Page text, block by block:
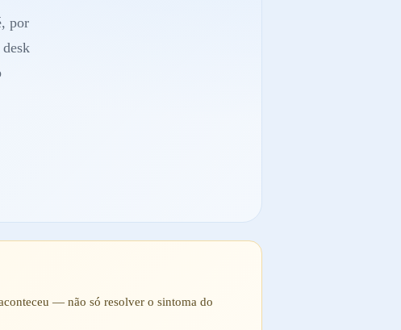
por
— não só resolver o sintoma do